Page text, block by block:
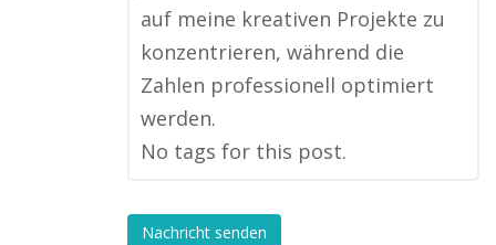
auf meine kreativen Projekte zu
konzentrieren, während die
Zahlen professionell optimiert
werden.
No tags for this post.
Nachricht senden